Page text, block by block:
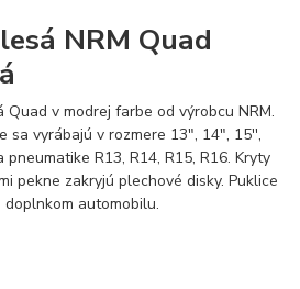
NRM Quad
v modrej farbe od výrobcu NRM.
sa vyrábajú v rozmere 13", 14", 15'',
R13, R14, R15, R16. Kryty
pekne zakryjú plechové disky. Puklice
automobilu.